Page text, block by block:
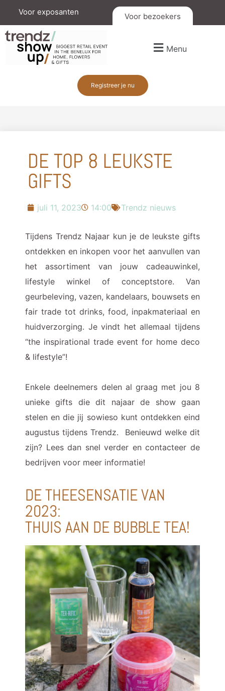
Voor exposanten Voor bezoekers
Menu
Registreer je nu
DE TOP 8 LEUKSTE
GIFTS
juli 11, 2023 14:00 Trendz nieuws
Tijdens Trendz Najaar kun je de leukste gifts
ontdekken en inkopen voor het aanvullen van
het assortiment van jouw cadeauwinkel,
lifestyle winkel of conceptstore. Van
geurbeleving, vazen, kandelaars, bouwsets en
fair trade tot drinks, food, inpakmateriaal en
huidverzorging. Je vindt het allemaal tijdens
“the inspirational trade event for home deco
& lifestyle”!
Enkele deelnemers delen al graag met jou 8
unieke gifts die dit najaar de show gaan
stelen en die jij sowieso kunt ontdekken eind
augustus tijdens Trendz. Benieuwd welke dit
zijn? Lees dan snel verder en contacteer de
bedrijven voor meer informatie!
DE THEESENSATIE VAN
2023:
THUIS AAN DE BUBBLE TEA!